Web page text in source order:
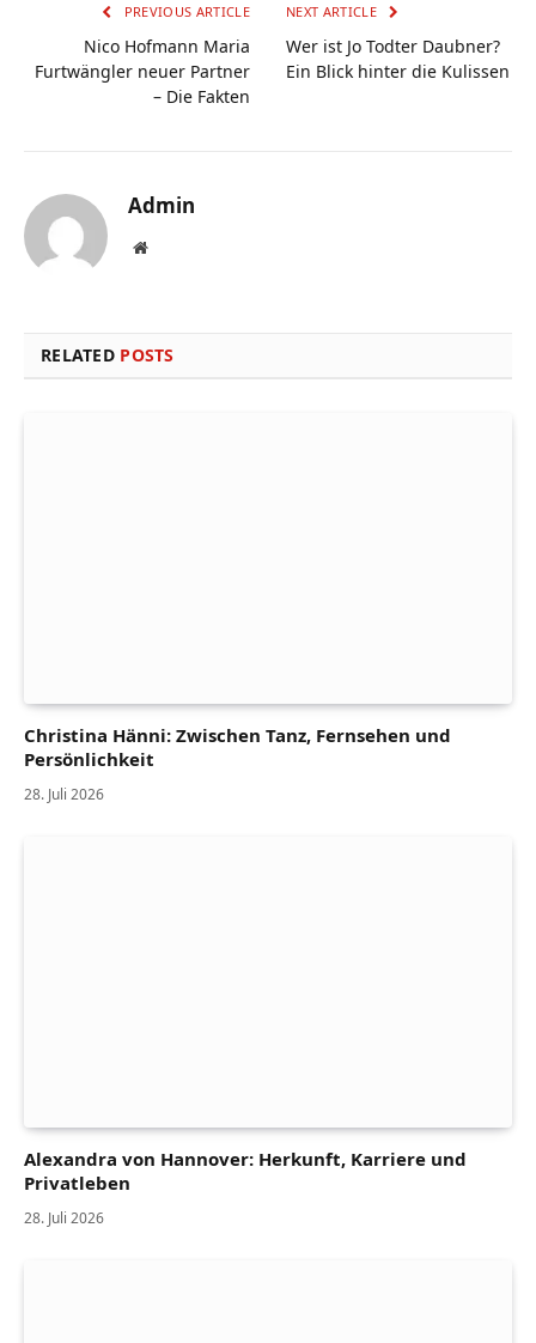
PREVIOUS ARTICLE
Nico Hofmann Maria
Furtwängler neuer Partner
– Die Fakten
NEXT ARTICLE
Wer ist Jo Todter Daubner?
Ein Blick hinter die Kulissen
Admin
Website
RELATED POSTS
Christina Hänni: Zwischen Tanz, Fernsehen und
Persönlichkeit
28. Juli 2026
Alexandra von Hannover: Herkunft, Karriere und
Privatleben
28. Juli 2026